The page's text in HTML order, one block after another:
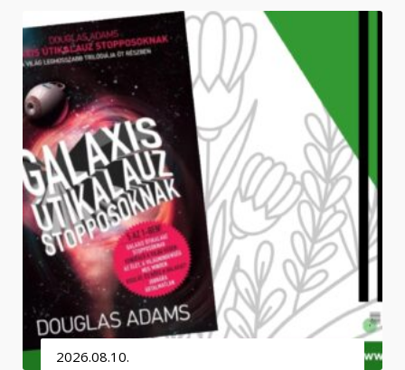
2026.08.10.